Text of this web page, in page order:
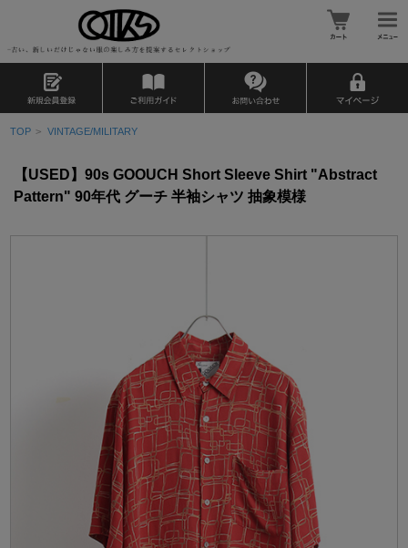
TOP > VINTAGE/MILITARY
【USED】90s GOOUCH Short Sleeve Shirt "Abstract
Pattern" 90年代 グーチ 半袖シャツ 抽象模様